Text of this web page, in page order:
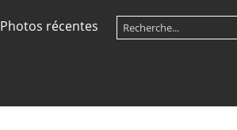
Photos récentes